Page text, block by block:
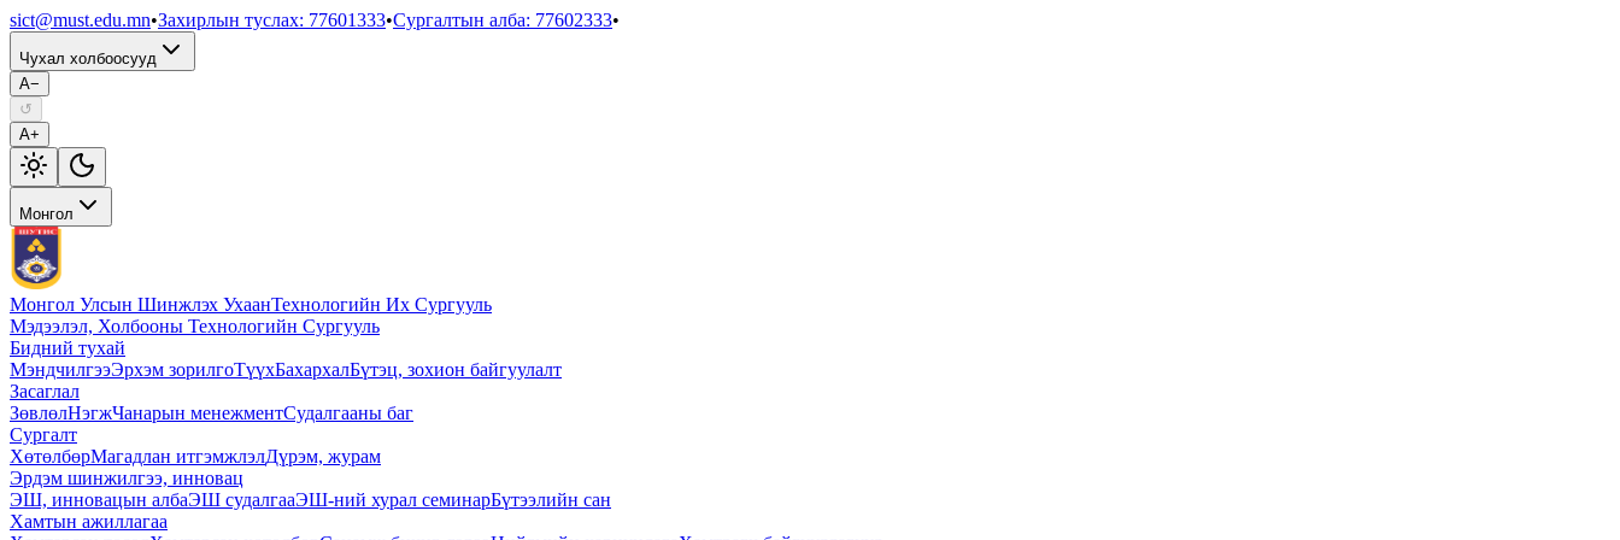
sict@must.edu.mn•Захирлын туслах: 77601333•Сургалтын алба: 77602333•
Чухал холбоосууд
A−
↺
A+
Монгол
Монгол Улсын Шинжлэх УхаанТехнологийн Их Сургууль
Мэдээлэл, Холбооны Технологийн Сургууль
Бидний тухай
МэндчилгээЭрхэм зорилгоТүүхБахархалБүтэц, зохион байгуулалт
Засаглал
ЗөвлөлНэгжЧанарын менежментСудалгааны баг
Сургалт
ХөтөлбөрМагадлан итгэмжлэлДүрэм, журам
Эрдэм шинжилгээ, инновац
ЭШ, инновацын албаЭШ судалгааЭШ-ний хурал семинарБүтээлийн сан
Хамтын ажиллагаа